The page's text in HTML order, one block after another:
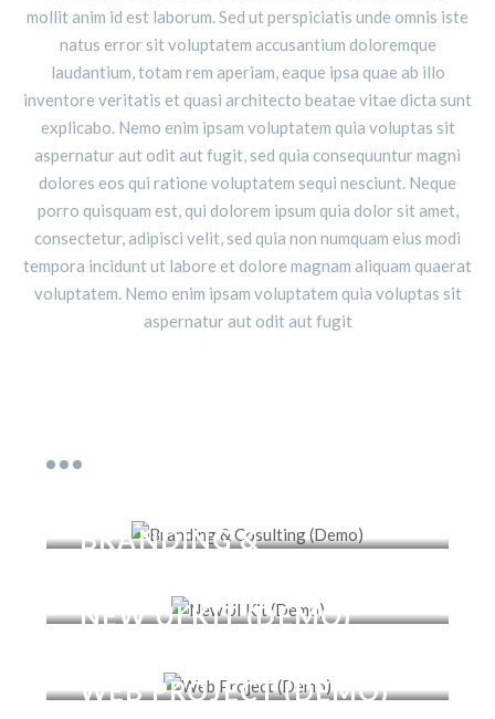
mollit anim id est laborum. Sed ut perspiciatis unde omnis iste
natus error sit voluptatem accusantium doloremque
laudantium, totam rem aperiam, eaque ipsa quae ab illo
inventore veritatis et quasi architecto beatae vitae dicta sunt
explicabo. Nemo enim ipsam voluptatem quia voluptas sit
aspernatur aut odit aut fugit, sed quia consequuntur magni
dolores eos qui ratione voluptatem sequi nesciunt. Neque
porro quisquam est, qui dolorem ipsum quia dolor sit amet,
consectetur, adipisci velit, sed quia non numquam eius modi
tempora incidunt ut labore et dolore magnam aliquam quaerat
voluptatem. Nemo enim ipsam voluptatem quia voluptas sit
aspernatur aut odit aut fugit
BRANDING &
NEW UI KIT (DEMO)
WEB PROJECT (DEMO)